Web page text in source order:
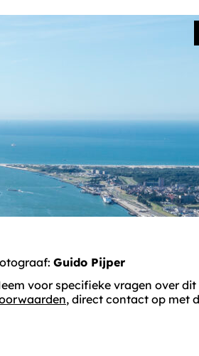
Guido Pijper
voor specifieke vragen over
, direct contact op met